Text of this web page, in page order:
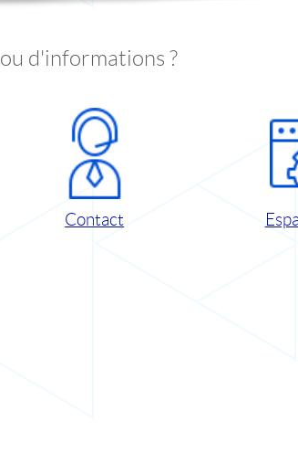
d'informations ?
Contact